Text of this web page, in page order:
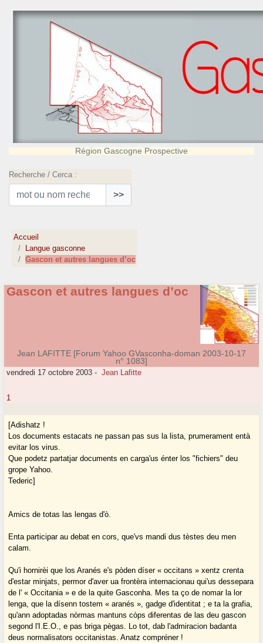
Région Gascogne Prospective
Recherche / Cerca :
>>
Accueil
Langue gasconne
Gascon et autres langues d’oc
Gascon et autres langues d’oc
Jean LAFITTE [Forum Yahoo GVasconha-doman 2003-10-17
n° 1083]
vendredi 17 octobre 2003 - Jean Lafitte
1
[Adishatz !
Los documents estacats ne passan pas sus la lista, prumerament entà
evitar los virus.
Que podetz partatjar documents en carga'us énter los "fichiers" deu
grope Yahoo.
Tederic]
Amics de totas las lengas d'ò.
Enta participar au debat en cors, que'vs mandi dus tèstes deu men
calam.
Qu'i hornirèi que los Aranés e's pòden díser « occitans » xentz crenta
d'estar minjats, permor d'aver ua frontèra internacionau qui'us dessepara
de l' « Occitania » e de la quite Gasconha. Mes ta ço de nomar la lor
lenga, que la dísenn tostem « aranés », gadge d'identitat ; e ta la grafia,
qu'ann adoptadas nòrmas mantuns còps diferentas de las deu gascon
segond l'I.E.O., e pas briga pègas. Lo tot, dab l'admiracion badanta
deus normalisators occitanistas. Anatz compréner !